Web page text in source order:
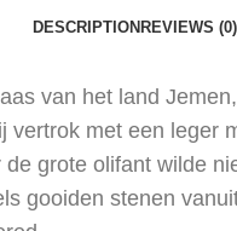
DESCRIPTION REVIEWS (0)
van het land
vertrok met een leger
de grote olifant wilde
gooiden stenen